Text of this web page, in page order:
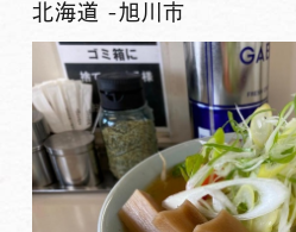
北海道 -旭川市